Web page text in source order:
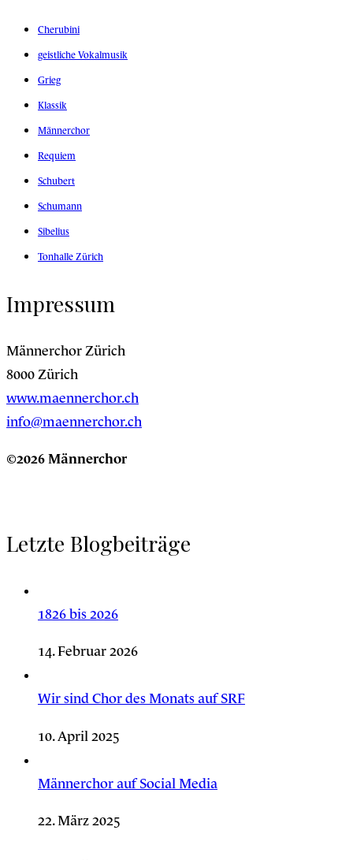
Cherubini
geistliche Vokalmusik
Grieg
Klassik
Männerchor
Requiem
Schubert
Schumann
Sibelius
Tonhalle Zürich
Impressum
Männerchor Zürich
8000 Zürich
www.maennerchor.ch
info@maennerchor.ch
©2026 Männerchor
Letzte Blogbeiträge
1826 bis 2026
14. Februar 2026
Wir sind Chor des Monats auf SRF
10. April 2025
Männerchor auf Social Media
22. März 2025